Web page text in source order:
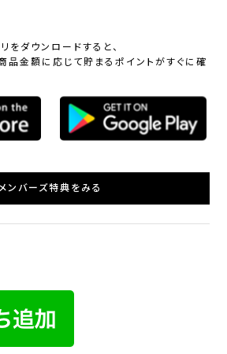
ダウンロードすると、
品金額に応じて貯まるポイントがすぐに確
ンバーズ特典をみる